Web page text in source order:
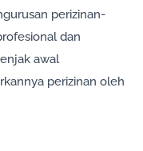
perizinan-
dan
awal
perizinan oleh